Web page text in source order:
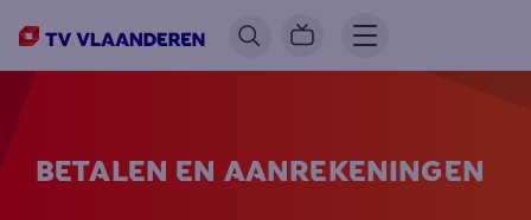
BETALEN EN AANREKENINGEN